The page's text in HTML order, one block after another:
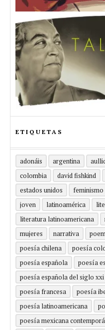
ETIQUETAS
adonáis argentina
colombia
david fishkind
estados unidos
feminismo
joven
latinoamérica
literatura latinoamericana
mujeres
narrativa
poesía chilena
poesía
poesía española
poesía
poesía española del siglo xxi
poesía francesa
poesía
poesía latinoamericana
poesía mexicana